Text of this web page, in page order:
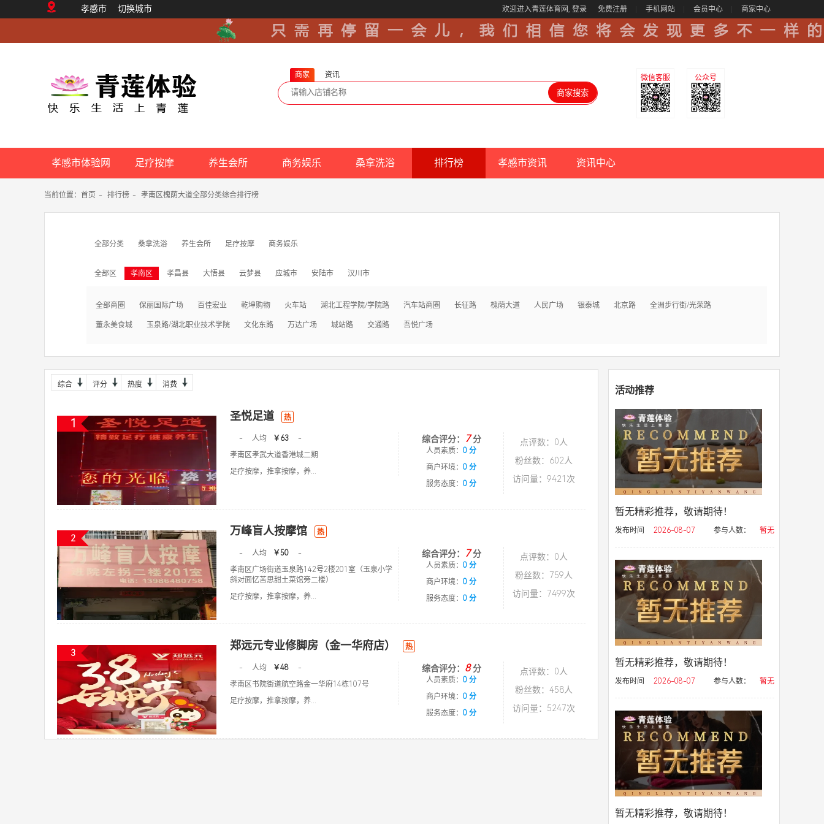
孝感市 切换城市 欢迎进入青莲体育网, 登录 免费注册 手机网站 会员中心 商家中心
商家 资讯 公众号
微信客服
孝感市体验网 足疗按摩 养生会所 商务娱乐 桑拿洗浴 排行榜 孝感市资讯 资讯中心
当前位置： 首页 - 排行榜 - 孝南区槐荫大道全部分类综合排行榜
全部分类 桑拿洗浴 养生会所 足疗按摩 商务娱乐
全部区 孝南区 孝昌县 大悟县 云梦县 应城市 安陆市 汉川市
全部商圈 保丽国际广场 百佳宏业 乾坤购物 火车站 湖北工程学院/学院路 汽车站商圈 长征路 槐荫大道 人民广场 银泰城 北京路 全洲步行街/光荣路
董永美食城 玉泉路/湖北职业技术学院 文化东路 万达广场 城站路 交通路 吾悦广场
综合 评分 热度 消费
1
圣悦足道 热
- 人均 ￥63
-
孝南区孝武大道香港城二期
足疗按摩，推拿按摩，养...
综合评分： 7分
人员素质： 0 分
商户环境： 0 分
服务态度： 0 分
点评数：0人
粉丝数：602人
访问量：9421次
2
万峰盲人按摩馆 热
- 人均 ￥50
-
孝南区广场街道玉泉路142号2楼201室（玉泉小学
斜对面忆苦思甜土菜馆旁二楼）
足疗按摩，推拿按摩，养...
综合评分： 7分
人员素质： 0 分
商户环境： 0 分
服务态度： 0 分
点评数：0人
粉丝数：759人
访问量：7499次
3
郑远元专业修脚房（金一华府店） 热
- 人均 ￥48
-
孝南区书院街道航空路金一华府14栋107号
足疗按摩，推拿按摩，养...
综合评分： 8分
人员素质： 0 分
商户环境： 0 分
服务态度： 0 分
点评数：0人
粉丝数：458人
访问量：5247次
活动推荐
暂无精彩推荐，敬请期待！
发布时间 2026-08-07 参与人数： 暂无
暂无精彩推荐，敬请期待！
发布时间 2026-08-07 参与人数： 暂无
暂无精彩推荐，敬请期待！